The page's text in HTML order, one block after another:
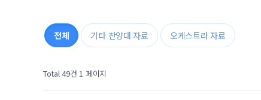
전체 기타 찬양대 자료 오케스트라 자료
Total 49건 1 페이지